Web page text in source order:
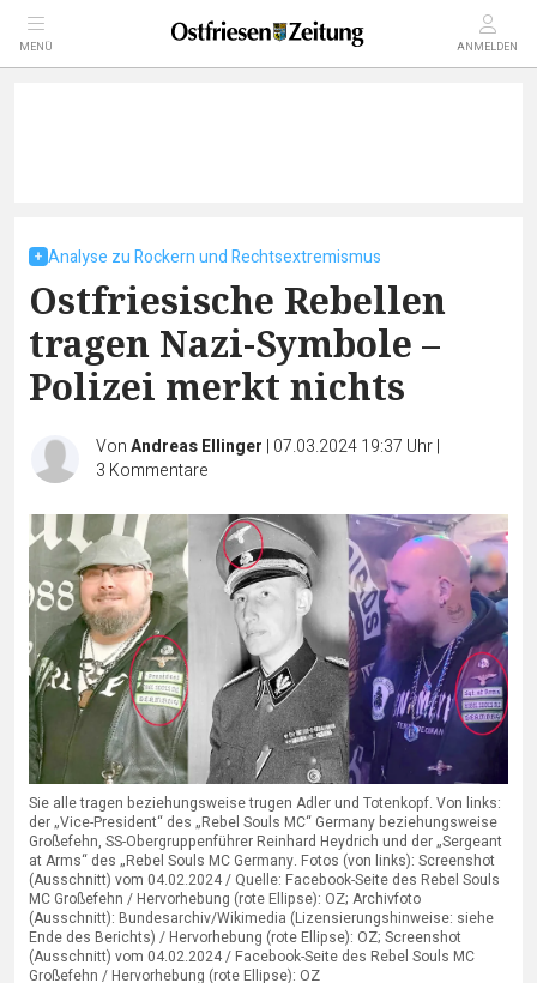
MENÜ ANMELDEN
Analyse zu Rockern und Rechtsextremismus
Ostfriesische Rebellen
tragen Nazi-Symbole –
Polizei merkt nichts
VonAndreas Ellinger | 07.03.2024 19:37 Uhr|
3 Kommentare
Sie alle tragen beziehungsweise trugen Adler und Totenkopf. Von links:
der „Vice-President“ des „Rebel Souls MC“ Germany beziehungsweise
Großefehn, SS-Obergruppenführer Reinhard Heydrich und der „Sergeant
at Arms“ des „Rebel Souls MC Germany. Fotos (von links): Screenshot
(Ausschnitt) vom 04.02.2024 / Quelle: Facebook-Seite des Rebel Souls
MC Großefehn / Hervorhebung (rote Ellipse): OZ; Archivfoto
(Ausschnitt): Bundesarchiv/Wikimedia (Lizensierungshinweise: siehe
Ende des Berichts) / Hervorhebung (rote Ellipse): OZ; Screenshot
(Ausschnitt) vom 04.02.2024 / Facebook-Seite des Rebel Souls MC
Großefehn / Hervorhebung (rote Ellipse): OZ